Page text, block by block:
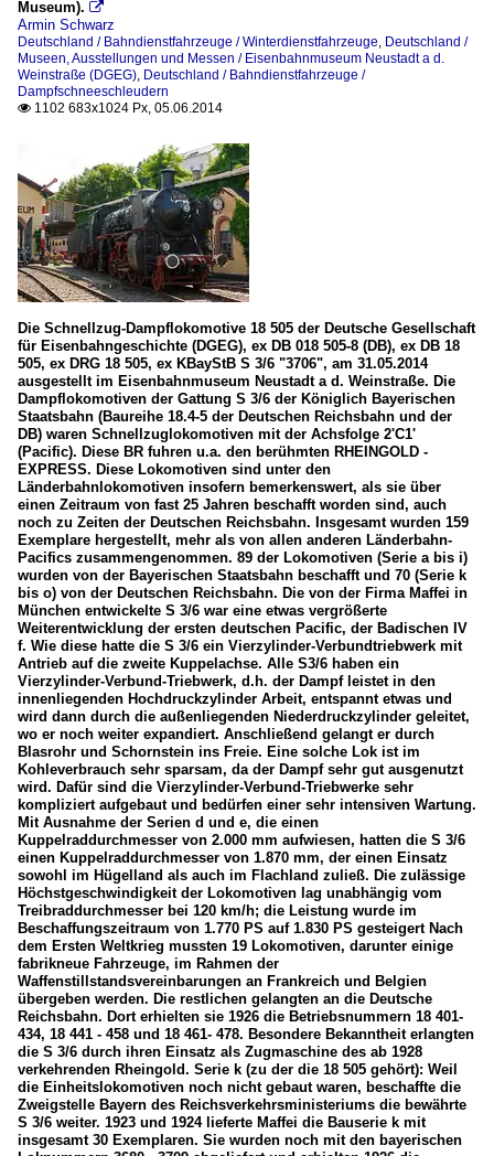
Museum). 
Armin Schwarz
Deutschland / Bahndienstfahrzeuge / Winterdienstfahrzeuge, Deutschland /
Museen, Ausstellungen und Messen / Eisenbahnmuseum Neustadt a d.
Weinstraße (DGEG), Deutschland / Bahndienstfahrzeuge /
Dampfschneeschleudern
 1102 683x1024 Px, 05.06.2014
Die Schnellzug-Dampflokomotive 18 505 der Deutsche Gesellschaft
für Eisenbahngeschichte (DGEG), ex DB 018 505-8 (DB), ex DB 18
505, ex DRG 18 505, ex KBayStB S 3/6 "3706", am 31.05.2014
ausgestellt im Eisenbahnmuseum Neustadt a d. Weinstraße. Die
Dampflokomotiven der Gattung S 3/6 der Königlich Bayerischen
Staatsbahn (Baureihe 18.4-5 der Deutschen Reichsbahn und der
DB) waren Schnellzuglokomotiven mit der Achsfolge 2'C1'
(Pacific). Diese BR fuhren u.a. den berühmten RHEINGOLD -
EXPRESS. Diese Lokomotiven sind unter den
Länderbahnlokomotiven insofern bemerkenswert, als sie über
einen Zeitraum von fast 25 Jahren beschafft worden sind, auch
noch zu Zeiten der Deutschen Reichsbahn. Insgesamt wurden 159
Exemplare hergestellt, mehr als von allen anderen Länderbahn-
Pacifics zusammengenommen. 89 der Lokomotiven (Serie a bis i)
wurden von der Bayerischen Staatsbahn beschafft und 70 (Serie k
bis o) von der Deutschen Reichsbahn. Die von der Firma Maffei in
München entwickelte S 3/6 war eine etwas vergrößerte
Weiterentwicklung der ersten deutschen Pacific, der Badischen IV
f. Wie diese hatte die S 3/6 ein Vierzylinder-Verbundtriebwerk mit
Antrieb auf die zweite Kuppelachse. Alle S3/6 haben ein
Vierzylinder-Verbund-Triebwerk, d.h. der Dampf leistet in den
innenliegenden Hochdruckzylinder Arbeit, entspannt etwas und
wird dann durch die außenliegenden Niederdruckzylinder geleitet,
wo er noch weiter expandiert. Anschließend gelangt er durch
Blasrohr und Schornstein ins Freie. Eine solche Lok ist im
Kohleverbrauch sehr sparsam, da der Dampf sehr gut ausgenutzt
wird. Dafür sind die Vierzylinder-Verbund-Triebwerke sehr
kompliziert aufgebaut und bedürfen einer sehr intensiven Wartung.
Mit Ausnahme der Serien d und e, die einen
Kuppelraddurchmesser von 2.000 mm aufwiesen, hatten die S 3/6
einen Kuppelraddurchmesser von 1.870 mm, der einen Einsatz
sowohl im Hügelland als auch im Flachland zuließ. Die zulässige
Höchstgeschwindigkeit der Lokomotiven lag unabhängig vom
Treibraddurchmesser bei 120 km/h; die Leistung wurde im
Beschaffungszeitraum von 1.770 PS auf 1.830 PS gesteigert Nach
dem Ersten Weltkrieg mussten 19 Lokomotiven, darunter einige
fabrikneue Fahrzeuge, im Rahmen der
Waffenstillstandsvereinbarungen an Frankreich und Belgien
übergeben werden. Die restlichen gelangten an die Deutsche
Reichsbahn. Dort erhielten sie 1926 die Betriebsnummern 18 401-
434, 18 441 - 458 und 18 461- 478. Besondere Bekanntheit erlangten
die S 3/6 durch ihren Einsatz als Zugmaschine des ab 1928
verkehrenden Rheingold. Serie k (zu der die 18 505 gehört): Weil
die Einheitslokomotiven noch nicht gebaut waren, beschaffte die
Zweigstelle Bayern des Reichsverkehrsministeriums die bewährte
S 3/6 weiter. 1923 und 1924 lieferte Maffei die Bauserie k mit
insgesamt 30 Exemplaren. Sie wurden noch mit den bayerischen